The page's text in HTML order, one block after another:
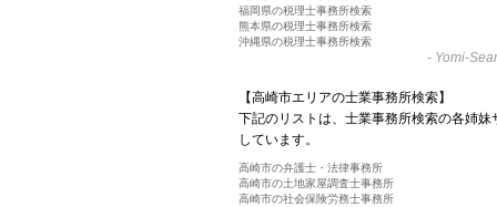
福岡県の税理士事務所検索
熊本県の税理士事務所検索
沖縄県の税理士事務所検索
- Yomi-
【高崎市エリアの士業事務所検索】
下記のリストは、士業事務所検索の各姉
しています。
高崎市の弁護士・法律事務所
高崎市の土地家屋調査士事務所
高崎市の社会保険労務士事務所